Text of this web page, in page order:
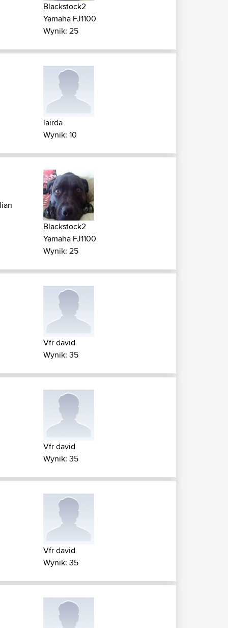
Blackstock2
Yamaha FJ1100
Wynik: 25
lairda
Wynik: 10
Blackstock2
Yamaha FJ1100
Wynik: 25
Vfr david
Wynik: 35
Vfr david
Wynik: 35
Vfr david
Wynik: 35